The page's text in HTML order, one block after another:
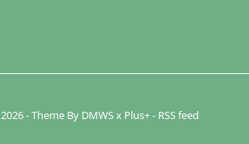
2026- Theme By DMWSx Plus+- RSS feed